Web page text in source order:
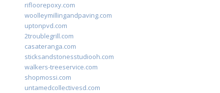
rifloorepoxy.com
woolleymillingandpaving.com
uptonpvd.com
2troublegrill.com
casateranga.com
sticksandstonesstudiooh.com
walkers-treeservice.com
shopmossi.com
untamedcollectivesd.com